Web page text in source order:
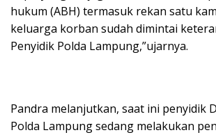
hukum (ABH) termasuk rekan satu
keluarga korban sudah dimintai
Penyidik Polda Lampung,”ujarnya.
Pandra melanjutkan, saat ini penyidik
Polda Lampung sedang melakukan